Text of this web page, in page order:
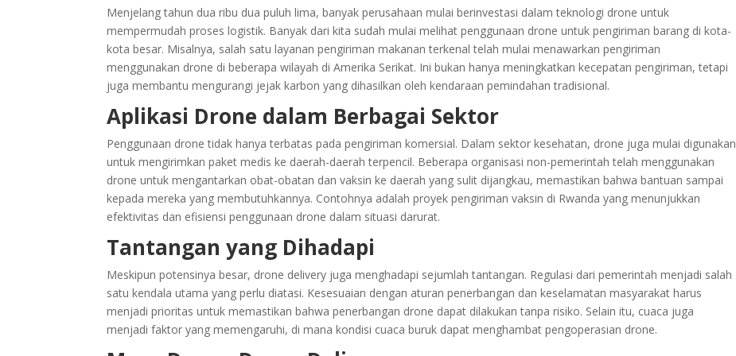
Menjelang tahun dua ribu dua puluh lima, banyak perusahaan mulai berinvestasi dalam teknologi drone untuk
mempermudah proses logistik. Banyak dari kita sudah mulai melihat penggunaan drone untuk pengiriman barang di kota-
kota besar. Misalnya, salah satu layanan pengiriman makanan terkenal telah mulai menawarkan pengiriman
menggunakan drone di beberapa wilayah di Amerika Serikat. Ini bukan hanya meningkatkan kecepatan pengiriman, tetapi
juga membantu mengurangi jejak karbon yang dihasilkan oleh kendaraan pemindahan tradisional.
Aplikasi Drone dalam Berbagai Sektor
Penggunaan drone tidak hanya terbatas pada pengiriman komersial. Dalam sektor kesehatan, drone juga mulai digunakan
untuk mengirimkan paket medis ke daerah-daerah terpencil. Beberapa organisasi non-pemerintah telah menggunakan
drone untuk mengantarkan obat-obatan dan vaksin ke daerah yang sulit dijangkau, memastikan bahwa bantuan sampai
kepada mereka yang membutuhkannya. Contohnya adalah proyek pengiriman vaksin di Rwanda yang menunjukkan
efektivitas dan efisiensi penggunaan drone dalam situasi darurat.
Tantangan yang Dihadapi
Meskipun potensinya besar, drone delivery juga menghadapi sejumlah tantangan. Regulasi dari pemerintah menjadi salah
satu kendala utama yang perlu diatasi. Kesesuaian dengan aturan penerbangan dan keselamatan masyarakat harus
menjadi prioritas untuk memastikan bahwa penerbangan drone dapat dilakukan tanpa risiko. Selain itu, cuaca juga
menjadi faktor yang memengaruhi, di mana kondisi cuaca buruk dapat menghambat pengoperasian drone.